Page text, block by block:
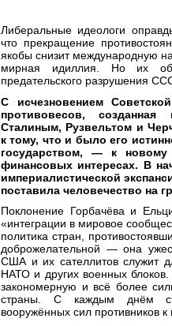
Либеральные идеологи
что прекращение
якобы снизит международную
мирная идиллия. Но их
предательского разрушения
С исчезновением
противовесов, созданная
Сталиным, Рузвельтом и
к тому, что и было его
государством, — к
финансовых интересах. В
империалистической
поставила человечество на
Поклонение Горбачёва и
«интеграции в мировое
политика стран,
доброжелательной — она
США и их сателлитов служит
НАТО и других военных
закономерную и всё более
страны. С каждым днём
вооружённых сил противников